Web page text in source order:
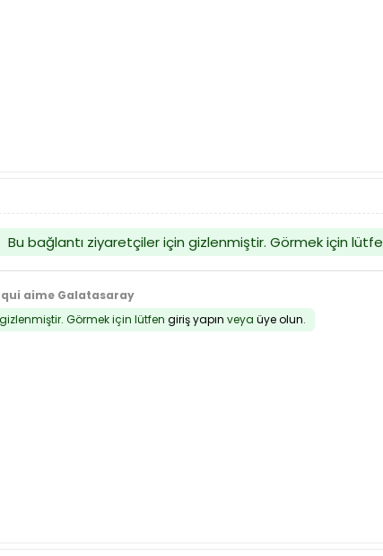
Bu bağlantı ziyaretçiler için gizlenmiştir. Görmek için
aime Galatasaray
Görmek için lütfen giriş yapın veya üye olun.